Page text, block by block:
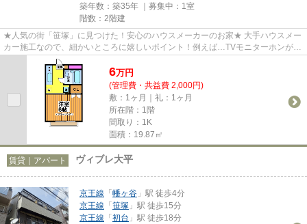
築年数：築35年 ｜募集中： 1室
階数：2階建
★人気の街「笹塚」に見つけた！安心のハウスメーカーのお家★ 大手ハウスメー
カー施工なので、細かいところに嬉しいポイント！例えば…TVモニターホンが付
いていたり、室内洗濯機だった...
6万円
(管理費・共益費 2,000円)
敷：1ヶ月｜礼：1ヶ月
所在階：1階
間取り：1K
面積：19.87㎡
賃貸｜アパート ヴィブレ大平
京王線 「幡ヶ谷 」駅 徒歩4分
京王線 「笹塚 」駅 徒歩15分
京王線 「初台 」駅 徒歩18分